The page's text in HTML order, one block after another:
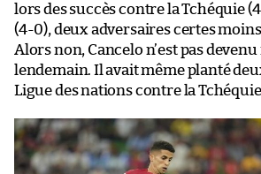
lors des succès contre la Tchéquie
(4-0), deux adversaires certes
Alors non, Cancelo n’est pas
lendemain. Il avait même planté
Ligue des nations contre la Tchéquie